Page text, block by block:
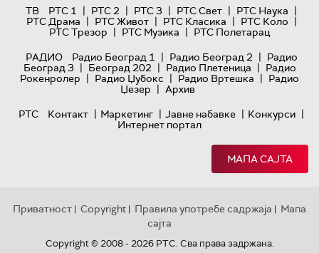
ТВ
РТС 1 | РТС 2 | РТС 3 | РТС Свет | РТС Наука |
РТС Драма | РТС Живот | РТС Класика | РТС Коло |
РТС Трезор | РТС Музика | РТС Полетарац
РАДИО
Радио Београд 1 | Радио Београд 2 | Радио
Београд 3 | Београд 202 | Радио Плетеница | Радио
Рокенролер | Радио Џубокс | Радио Вртешка | Радио
Џезер | Архив
РТС
Контакт | Маркетинг | Јавне набавке | Конкурси |
Интернет портал
МАПА САЈТА
Приватност | Copyright | Правила употребе садржаја | Мапа
сајта
Copyright © 2008 - 2026 РТС. Сва права задржана.